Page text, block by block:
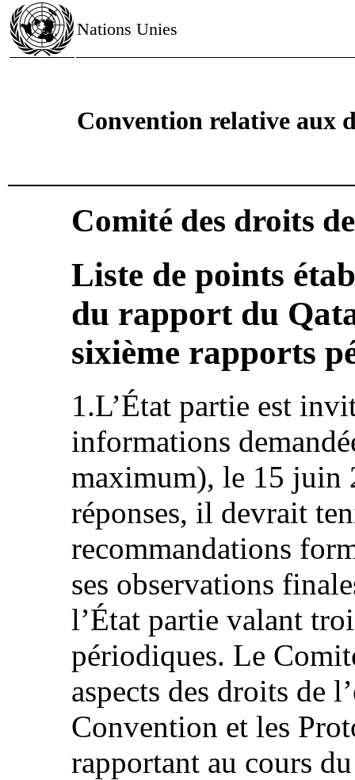
Nations Unies
Convention relative aux
Comité des droits
Liste de points
du rapport du
sixième rapports
1.L’État partie est
informations
maximum), le 15 juin
réponses, il devrait
recommandations
ses observations
l’État partie valant
périodiques. Le
aspects des droits de
Convention et les
rapportant au cours